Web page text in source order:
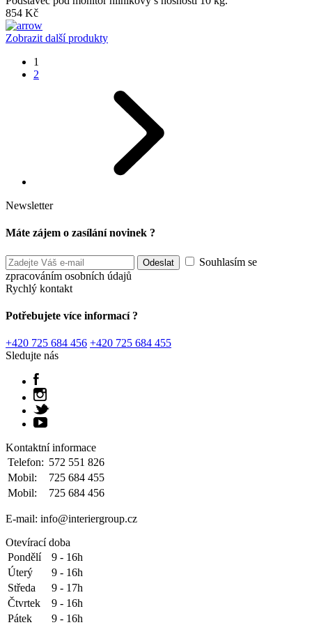
854 Kč
Zobrazit další produkty
1
2
Newsletter
Máte zájem o zasílání novinek ?
Souhlasím se
zpracováním osobních údajů
Rychlý kontakt
Potřebujete více informací ?
+420 725 684 456 +420 725 684 455
Sledujte nás
Kontaktní informace
Telefon: 572 551 826
Mobil:
725 684 455
Mobil:
725 684 456
E-mail: info@interiergroup.cz
Otevírací doba
Pondělí
9 - 16h
Úterý
9 - 16h
Středa
9 - 17h
Čtvrtek
9 - 16h
Pátek
9 - 16h